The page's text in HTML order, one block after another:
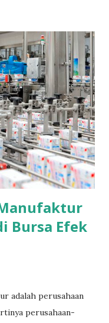
Bursa Efek
adalah perusahaan
perusahaan-